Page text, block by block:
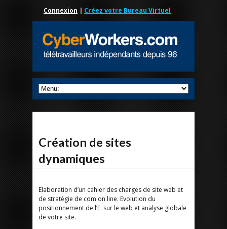
Connexion | Créez votre Bureau Virtuel
Création de sites
dynamiques
Elaboration d’un cahier des charges de site web et
de stratégie de com on line. Evolution du
positionnement de l’E. sur le web et analyse globale
de votre site.